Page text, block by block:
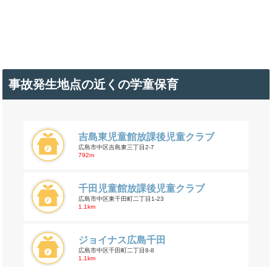
事故発生地点の近くの学童保育
吉島東児童館放課後児童クラブ
広島市中区吉島東三丁目2-7
792m
千田児童館放課後児童クラブ
広島市中区東千田町二丁目1-23
1.1km
ジョイナス広島千田
広島市中区千田町二丁目8-8
1.1km